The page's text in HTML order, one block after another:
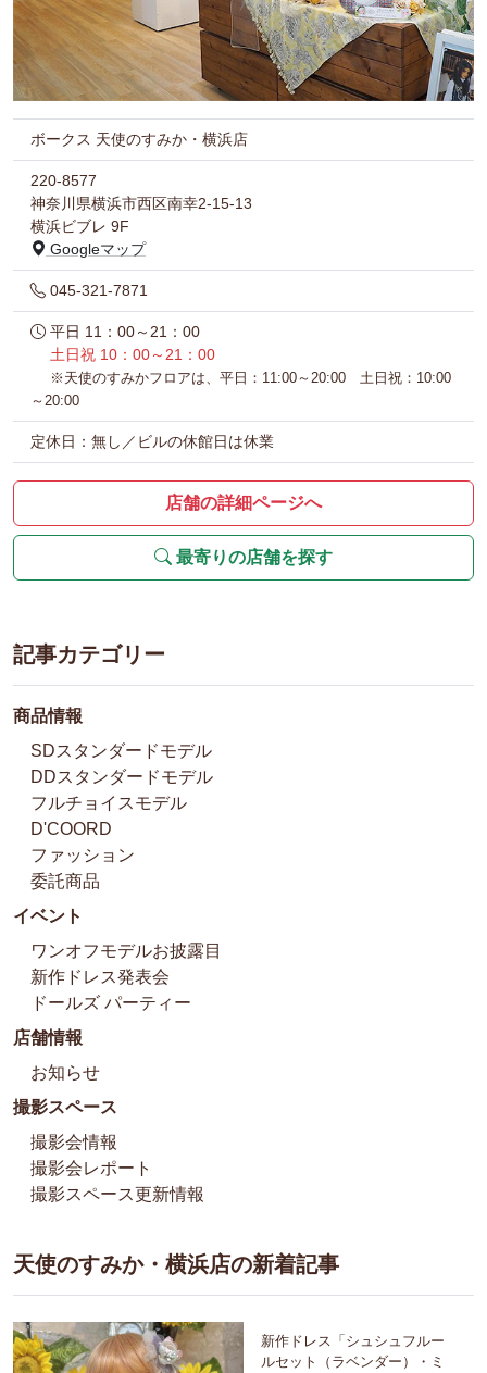
ボークス 天使のすみか・横浜店
220-8577
神奈川県横浜市西区南幸2-15-13
横浜ビブレ 9F
Googleマップ
045-321-7871
平日 11：00～21：00
土日祝 10：00～21：00
※天使のすみかフロアは、平日：11:00～20:00 土日祝：10:00
～20:00
定休日：無し／ビルの休館日は休業
店舗の詳細ページへ
最寄りの店舗を探す
記事カテゴリー
商品情報
SDスタンダードモデル
DDスタンダードモデル
フルチョイスモデル
D'COORD
ファッション
委託商品
イベント
ワンオフモデルお披露目
新作ドレス発表会
ドールズ パーティー
店舗情報
お知らせ
撮影スペース
撮影会情報
撮影会レポート
撮影スペース更新情報
天使のすみか・横浜店の新着記事
新作ドレス「シュシュフルー
ルセット（ラベンダー）・ミ